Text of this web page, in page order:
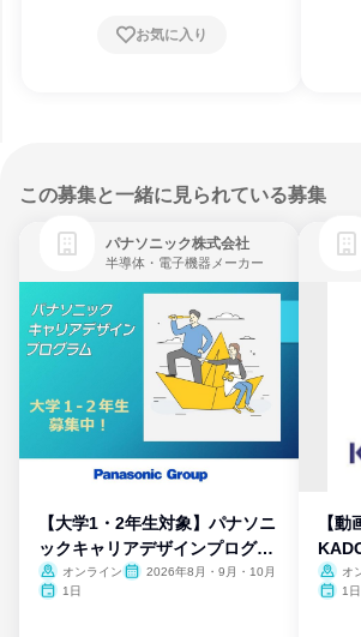
お気に入り
この募集と一緒に見られている募集
パナソニック株式会社
半導体・電子機器メーカー
【大学1・2年生対象】パナソニ
ックキャリアデザインプログラ
ム
オンライン
2026年8月・9月・10月
1日
【動
オ
1日